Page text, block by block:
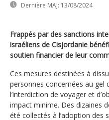
Dernière MAJ: 13/08/2024
Frappés par des sanctions
israéliens de Cisjordanie
soutien financier de leur
Ces mesures destinées à
personnes concernées au gel
l’interdiction de voyager et
impact minime. Des dizaines
été collectés à l’adoption des